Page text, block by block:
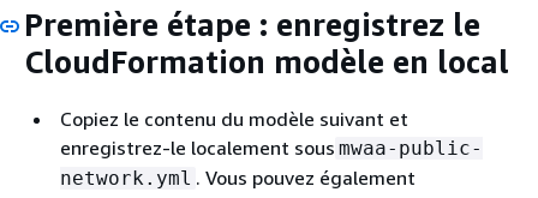
Première étape : enregistrez le
CloudFormation modèle en local
Copiez le contenu du modèle suivant et
enregistrez-le localement sous mwaa-public-
network.yml . Vous pouvez également